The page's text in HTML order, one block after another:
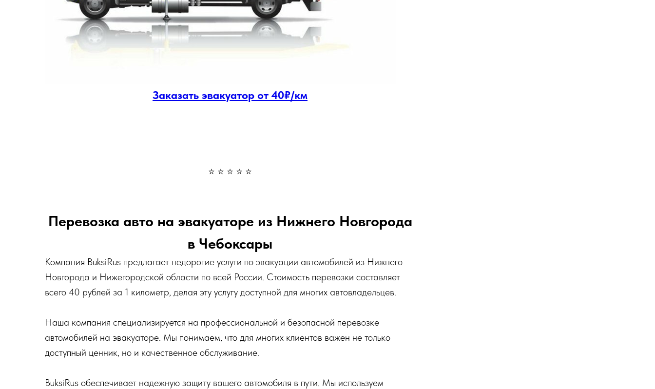
Заказать эвакуатор от 40₽/км
⭐ ⭐ ⭐ ⭐ ⭐
Перевозка авто на эвакуаторе из Нижнего Новгорода
в Чебоксары
Компания BuksiRus предлагает недорогие услуги по эвакуации автомобилей из Нижнего
Новгорода и Нижегородской области по всей России. Стоимость перевозки составляет
всего 40 рублей за 1 километр, делая эту услугу доступной для многих автовладельцев.
Наша компания специализируется на профессиональной и безопасной перевозке
автомобилей на эвакуаторе. Мы понимаем, что для многих клиентов важен не только
доступный ценник, но и качественное обслуживание.
BuksiRus обеспечивает надежную защиту вашего автомобиля в пути. Мы используем